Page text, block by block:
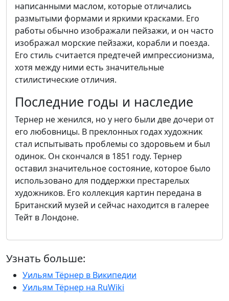
написанными маслом, которые отличались
размытыми формами и яркими красками. Его
работы обычно изображали пейзажи, и он часто
изображал морские пейзажи, корабли и поезда.
Его стиль считается предтечей импрессионизма,
хотя между ними есть значительные
стилистические отличия.
Последние годы и наследие
Тернер не женился, но у него были две дочери от
его любовницы. В преклонных годах художник
стал испытывать проблемы со здоровьем и был
одинок. Он скончался в 1851 году. Тернер
оставил значительное состояние, которое было
использовано для поддержки престарелых
художников. Его коллекция картин передана в
Британский музей и сейчас находится в галерее
Тейт в Лондоне.
Узнать больше:
Уильям Тёрнер в Википедии
Уильям Тёрнер на RuWiki